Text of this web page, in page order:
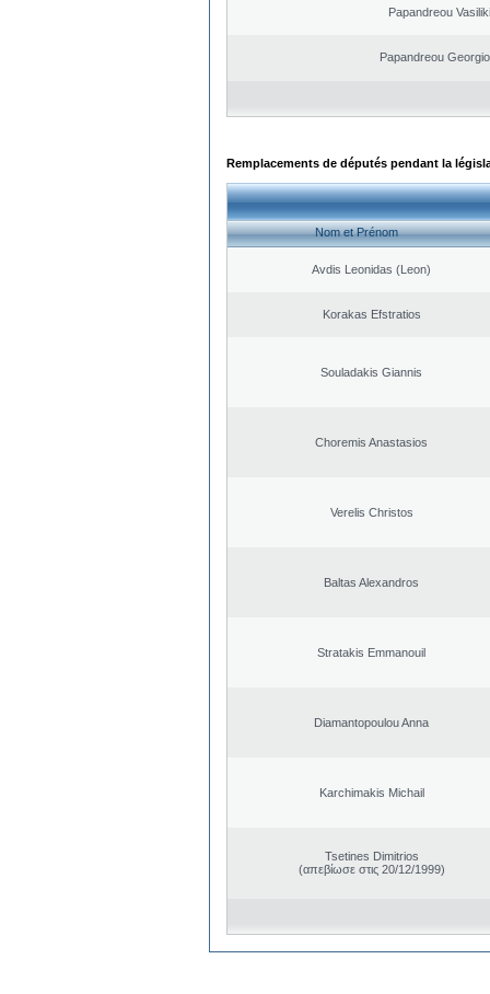
Papandreou
Papandreou
Remplacements de députés pendant la
Nom et Prénom
Avdis Leonidas (Leon)
Korakas Efstratios
Souladakis Giannis
Choremis Anastasios
Verelis Christos
Baltas Alexandros
Stratakis Emmanouil
Diamantopoulou Anna
Karchimakis Michail
Tsetines Dimitrios
(απεβίωσε στις 20/12/1999)